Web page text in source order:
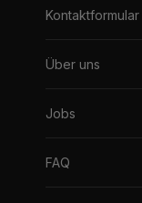
Kontaktformular
Über uns
Jobs
FAQ